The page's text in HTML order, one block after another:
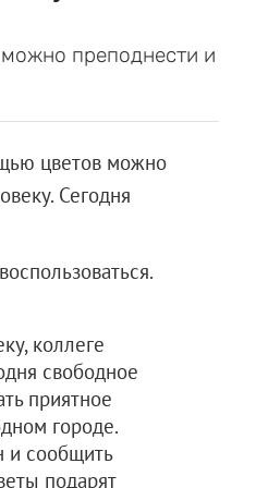
преподнести и
цветов можно
Сегодня
коллеге
свободное
приятное
городе.
и сообщить
подарят